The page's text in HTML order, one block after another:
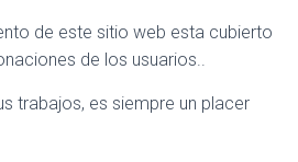
de este sitio web esta cubierto
de los usuarios..
trabajos, es siempre un placer